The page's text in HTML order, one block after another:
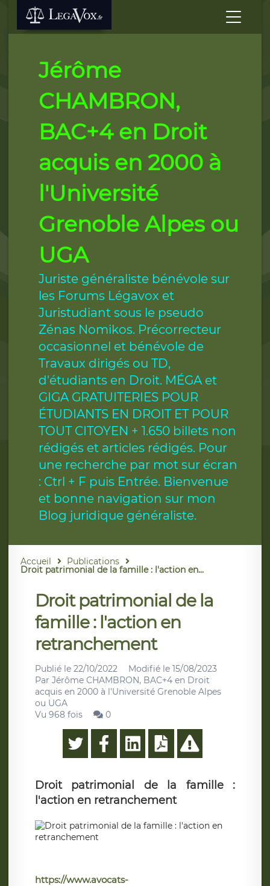
Jérôme
CHAMBRON,
BAC+4 en Droit
acquis en 2000 à
l'Université
Grenoble Alpes ou
UGA
Juriste généraliste bénévole sur
les Forums Légavox et
Juristudiant sous le pseudo
Zénas Nomikos. Précorrecteur
occasionnel et bénévole de
Travaux dirigés ou TD,
d'étudiants en Droit. MÉGA et
GIGA GRATUITERIES POUR
ÉTUDIANTS EN DROIT ET POUR
TOUT CITOYEN + 1.650 billets non
rédigés et articles rédigés. Pour
une recherche par mot sur écran
: Ctrl + F puis Entrée. Bienvenue
et bonne navigation sur mon
Blog juridique généraliste.
Accueil Publications
Droit patrimonial de la famille : l'action en...
Droit patrimonial de la
famille : l'action en
retranchement
Publié le 22/10/2022 Modifié le 15/08/2023
Par Jérôme CHAMBRON, BAC+4 en Droit
acquis en 2000 à l'Université Grenoble Alpes
ou UGA
Vu 968 fois
0
Droit patrimonial de la famille :
l'action en retranchement
https://www.avocats-